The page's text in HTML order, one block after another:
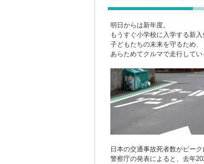
明日からは新年度。
もうすぐ小学校に入学する新
子どもたちの未来を守るため
あらためてクルマで走行して
日本の交通事故死者数がピー
警察庁の発表によると、去年